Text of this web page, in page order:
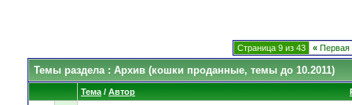
Страница 9 из 43 « Первая
Темы раздела: Архив (кошки проданные, темы до 10.2011)
Тема / Автор